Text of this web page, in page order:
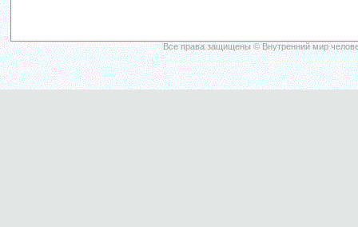
Все права защищены © Внутренний мир